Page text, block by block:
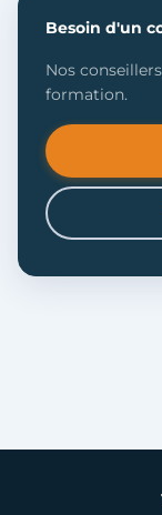
Besoin d'un
Nos
formation.